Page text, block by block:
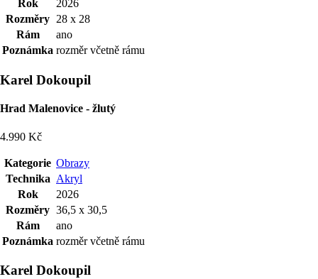
Rok
2026
Rozměry 28 x 28
Rám
ano
Poznámka rozměr včetně rámu
Karel Dokoupil
Hrad Malenovice - žlutý
4.990 Kč
Kategorie Obrazy
Technika Akryl
Rok
2026
Rozměry 36,5 x 30,5
Rám
ano
Poznámka rozměr včetně rámu
Karel Dokoupil